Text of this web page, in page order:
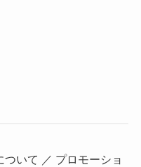
いて ／ プロモーショ